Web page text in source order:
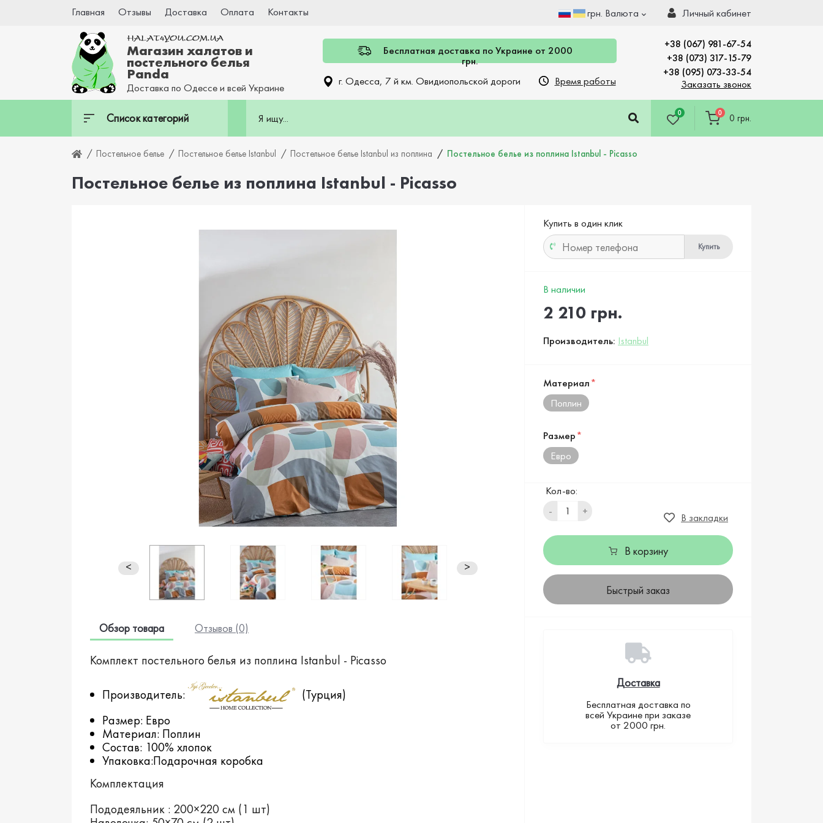
Главная Отзывы Доставка Оплата Контакты грн. Валюта Личный кабинет
Магазин халатов и
постельного белья
Panda
Доставка по Одессе и всей Украине
Бесплатная доставка по Украине от 2000
грн.
г. Одесса, 7 й км. Овидиопольской дороги
Время работы
+38 (067) 981-67-54
+38 (073) 317-15-79
+38 (095) 073-33-54
Заказать звонок
Список категорий 0 0 0 грн.
Постельное белье Постельное белье Istanbul Постельное белье Istanbul из поплина Постельное белье из поплина Istanbul - Picasso
Постельное белье из поплина Istanbul - Picasso
< >
Обзор товара Отзывов (0)
Комплект постельного белья из поплина Istanbul - Picasso
Производитель:
(Турция)
Размер: Евро
Материал: Поплин
Состав: 100% хлопок
Упаковка:Подарочная коробка
Комплектация
Пододеяльник : 200×220 см (1 шт)
Купить в один клик
Купить
В наличии
2 210 грн.
Производитель: Istanbul
Материал*
Поплин
Размер*
Евро
Кол-во:
-
+
В закладки
В корзину
Быстрый заказ
Доставка
Бесплатная доставка по
всей Украине при заказе
от 2000 грн.